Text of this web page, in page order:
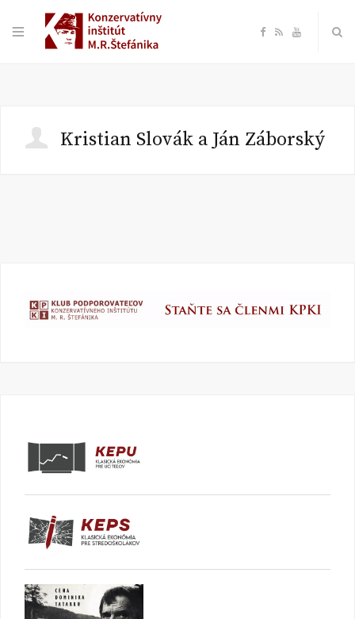
F
k
R Y
Kristian Slovák a Ján Záborský